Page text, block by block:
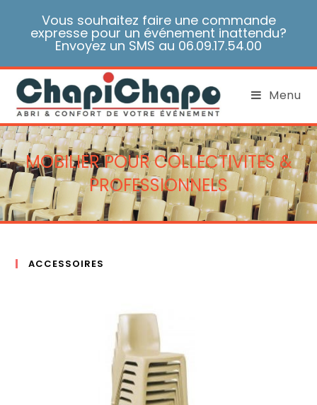
Vous souhaitez faire une commande
expresse pour un événement inattendu?
Envoyez un SMS au 06.09.17.54.00
Menu
MOBILIER POUR COLLECTIVITES &
PROFESSIONNELS
ACCESSOIRES